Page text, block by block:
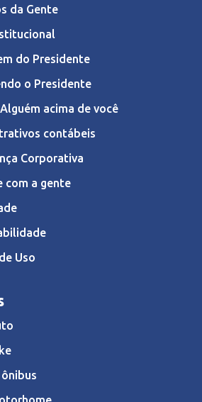
da Gente
do Presidente
o Presidente
acima de você
contábeis
Corporativa
com a gente
Uso